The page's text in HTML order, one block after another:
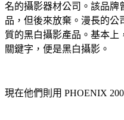
名的攝影器材公司。該品牌
品，但後來放棄。漫長的公
質的黑白攝影產品。基本上
關鍵字，便是黑白攝影。
現在他們則用 PHOENIX